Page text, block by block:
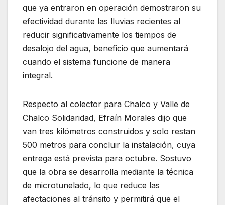
que ya entraron en operación demostraron su
efectividad durante las lluvias recientes al
reducir significativamente los tiempos de
desalojo del agua, beneficio que aumentará
cuando el sistema funcione de manera
integral.
Respecto al colector para Chalco y Valle de
Chalco Solidaridad, Efraín Morales dijo que
van tres kilómetros construidos y solo restan
500 metros para concluir la instalación, cuya
entrega está prevista para octubre. Sostuvo
que la obra se desarrolla mediante la técnica
de microtunelado, lo que reduce las
afectaciones al tránsito y permitirá que el